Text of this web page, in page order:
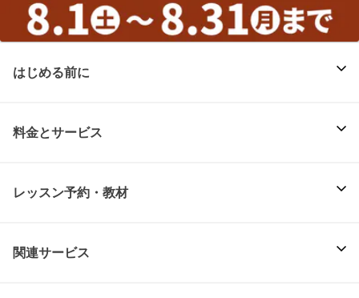
はじめる前に
料金とサービス
レッスン予約・教材
関連サービス